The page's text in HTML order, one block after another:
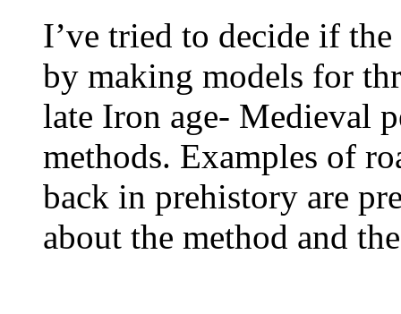
I’ve tried to decide if
by making models for
late Iron age- Medieval
methods. Examples of
back in prehistory are
about the method and